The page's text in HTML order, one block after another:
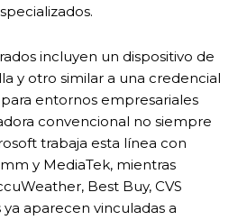
incluyen un dispositivo de
y otro similar a una credencial
entornos empresariales
convencional no siempre
trabaja esta línea con
y MediaTek, mientras
Best Buy, CVS
ya aparecen vinculadas a